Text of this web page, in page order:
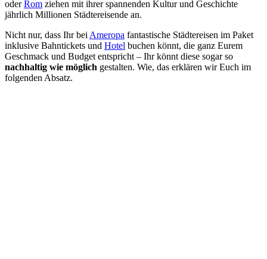
oderRom ziehen mit ihrer spannenden Kultur und Geschichte
jährlich Millionen Städtereisende an.
Nicht nur, dass Ihr beiAmeropa fantastische Städtereisen im Paket
inklusive Bahntickets und Hotel buchen könnt, die ganz Eurem
Geschmack und Budget entspricht – Ihr könnt diese sogar so
nachhaltig wie möglich gestalten. Wie, das erklären wir Euch im
folgenden Absatz.